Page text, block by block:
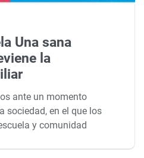
Una sana
la
ante un momento
sociedad, en el que los
y comunidad